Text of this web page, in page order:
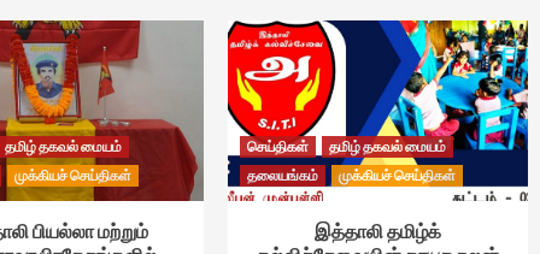
தமிழ் தகவல் மையம்
முக்கியச் செய்திகள்
பியல்லா மற்றும்
செய்திகள்
தமிழ் தகவல் மையம்
தலையங்கம்
முக்கியச் செய்திகள்
இத்தாலி தமிழ்க்